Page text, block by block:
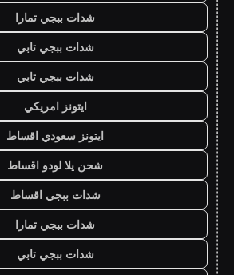
شدات ببجي تمارا
شدات ببجي تابي
شدات ببجي تابي
ايتونز امريكي
ايتونز سعودي اقساط
شحن يلا لودو اقساط
شدات ببجي اقساط
شدات ببجي تمارا
شدات ببجي تابي